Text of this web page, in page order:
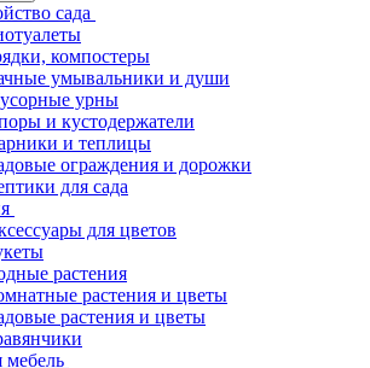
сада
компостеры
умывальники и души
урны
и кустодержатели
и теплицы
ограждения и дорожки
для сада
для цветов
растения
растения и цветы
растения и цветы
мебель